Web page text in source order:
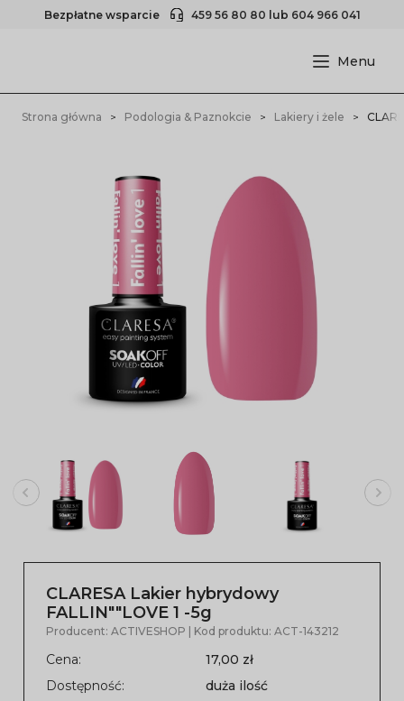
Bezpłatne wsparcie 459 56 80 80 lub 604 966 041
Strona główna Podologia & Paznokcie Lakiery i żele
CLARESA Lakier hybrydowy
FALLIN""LOVE 1 -5g
Producent: ACTIVESHOP | Kod produktu: ACT-143212
Cena:
17,00 zł
Dostępność:
duża ilość